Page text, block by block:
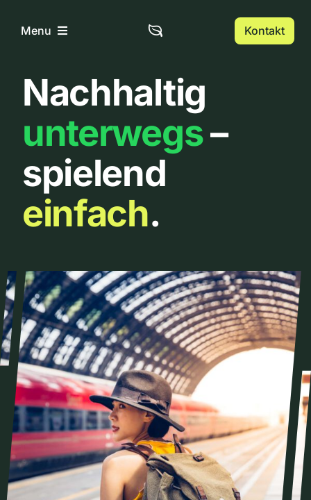
InhaltMenu
Home
Über uns
Urbanlist
Kontakt
Nachhaltig
unterwegs–
spielend
einfach.